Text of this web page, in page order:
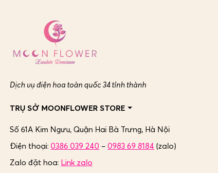
Dịch vụ điện hoa toàn quốc 34 tỉnh thành
TRỤ SỞ MOONFLOWER STORE
Số 61A Kim Ngưu, Quận Hai Bà Trưng, Hà Nội
Điện thoại: 0386 039 240 – 0983 69 8184 (zalo)
Zalo đặt hoa: Link zalo